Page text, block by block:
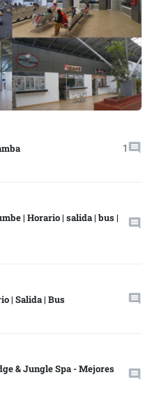
1
| Horario | salida | bus |
| Salida | Bus
& Jungle Spa - Mejores